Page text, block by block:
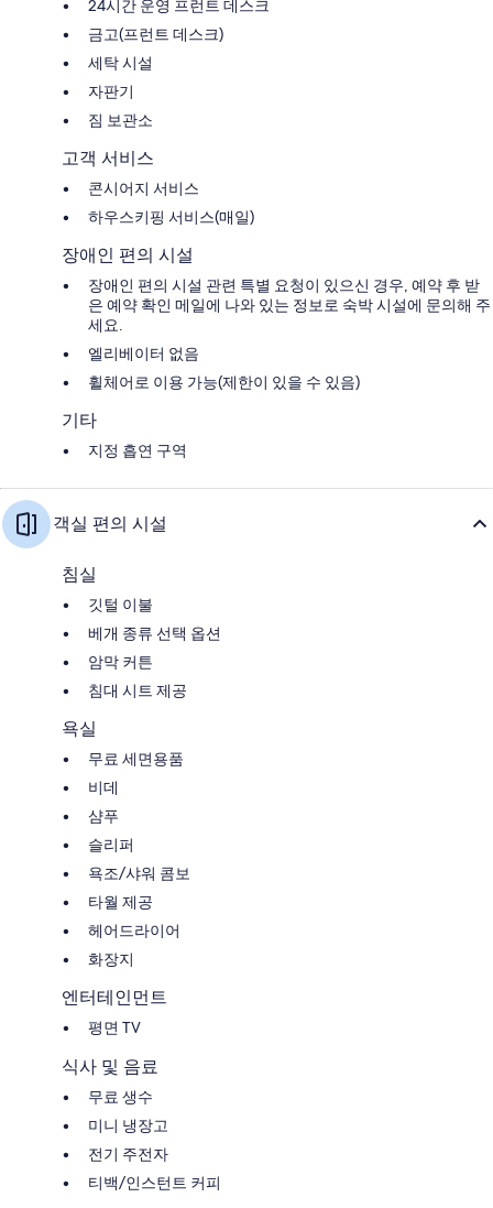
24시간 운영 프런트 데스크
금고(프런트 데스크)
세탁 시설
자판기
짐 보관소
고객 서비스
콘시어지 서비스
하우스키핑 서비스(매일)
장애인 편의 시설
장애인 편의 시설 관련 특별 요청이 있으신 경우, 예약 후 받
은 예약 확인 메일에 나와 있는 정보로 숙박 시설에 문의해 주
세요.
엘리베이터 없음
휠체어로 이용 가능(제한이 있을 수 있음)
기타
지정 흡연 구역
객실 편의 시설
침실
깃털 이불
베개 종류 선택 옵션
암막 커튼
침대 시트 제공
욕실
무료 세면용품
비데
샴푸
슬리퍼
욕조/샤워 콤보
타월 제공
헤어드라이어
화장지
엔터테인먼트
평면 TV
식사 및 음료
무료 생수
미니 냉장고
전기 주전자
티백/인스턴트 커피